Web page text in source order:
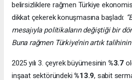
belirsizliklere rağmen Türkiye
dikkat çekerek konuşmasına başladı:
mesajıyla politikaların değiştiği bir
Buna rağmen Türkiye’nin artık
2025 yılı 3. çeyrek büyümesinin %3.7
inşaat sektöründeki%13.9, sabit